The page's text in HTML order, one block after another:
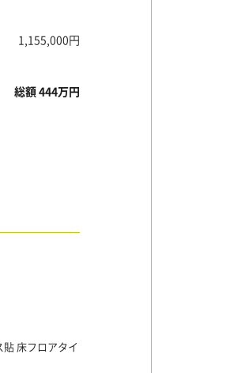
1,155,000円
総額 444万円
床フロアタイ